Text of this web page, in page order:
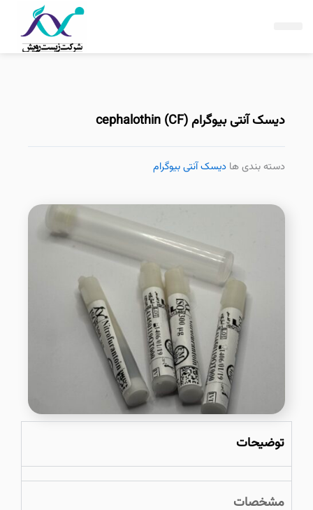
دیسک آنتی بیوگرام cephalothin (CF)
دسته بندی ها دیسک آنتی بیوگرام
توضیحات
مشخصات